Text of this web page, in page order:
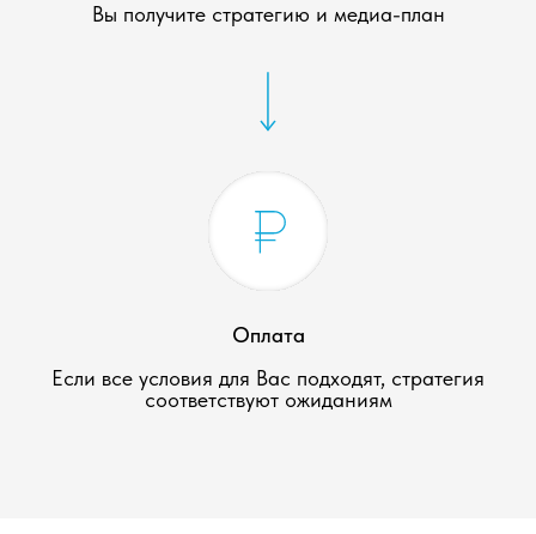
Вы получите стратегию и медиа-план
Оплата
Если все условия для Вас подходят, стратегия
соответствуют ожиданиям